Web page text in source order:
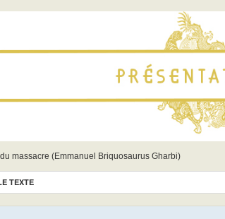
massacre (Emmanuel Briquosaurus Gharbi)
TEXTE